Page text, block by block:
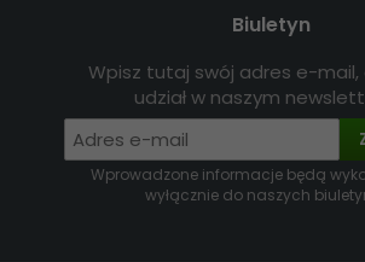
Biuletyn
Wpisz tutaj swój adres e-mail,
udział w naszym
Wprowadzone informacje będą
wyłącznie do naszych